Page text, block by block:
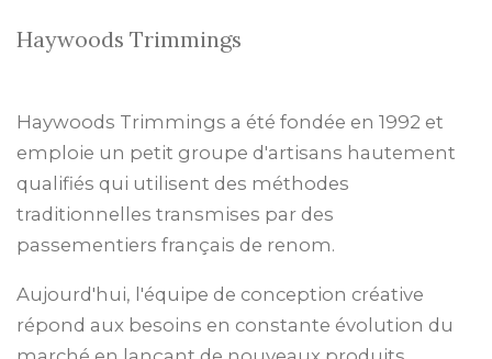
Haywoods Trimmings
Haywoods Trimmings a été fondée en 1992 et
emploie un petit groupe d'artisans hautement
qualifiés qui utilisent des méthodes
traditionnelles transmises par des
passementiers français de renom.
Aujourd'hui, l'équipe de conception créative
répond aux besoins en constante évolution du